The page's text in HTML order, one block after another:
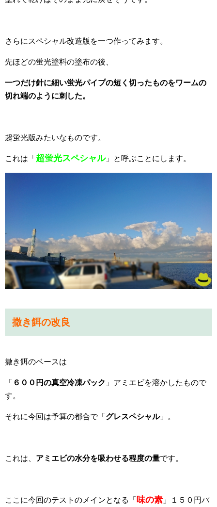
さらにスペシャル改造版を一つ作ってみます。
先ほどの蛍光塗料の塗布の後、
一つだけ針に細い蛍光パイプの短く切ったものをワームの
切れ端のように刺した。
超蛍光版みたいなものです。
これは「 超蛍光スペシャル」と呼ぶことにします。
撒き餌の改良
撒き餌のベースは
「 ６００円の真空冷凍パック 」アミエビを溶かしたもので
す。
それに今回は予算の都合で「 グレスペシャル」。
これは、 アミエビの水分を吸わせる程度の量です。
ここに今回のテストのメインとなる「 味の素 」１５０円パ